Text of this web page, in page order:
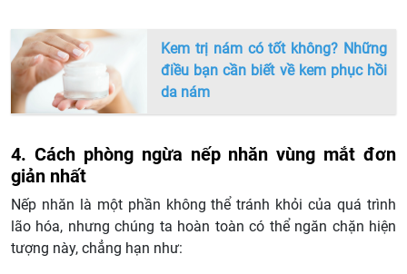
Kem trị nám có tốt không? Những
điều bạn cần biết về kem phục hồi
da nám
4. Cách phòng ngừa nếp nhăn vùng mắt đơn
giản nhất
Nếp nhăn là một phần không thể tránh khỏi của quá trình
lão hóa, nhưng chúng ta hoàn toàn có thể ngăn chặn hiện
tượng này, chẳng hạn như: